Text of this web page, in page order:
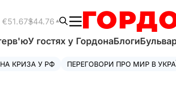
€51.67$44.76
У гостях у ГордонаБлоги
КРИЗА У РФ ПЕРЕГОВОРИ ПРО МИР В